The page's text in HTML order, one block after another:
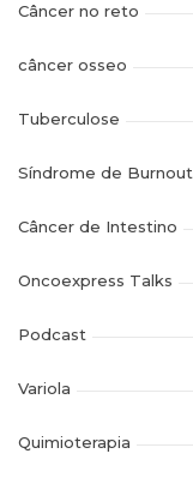
Câncer no reto
câncer osseo
Tuberculose
Síndrome de Burnout
Câncer de Intestino
Oncoexpress Talks
Podcast
Variola
Quimioterapia